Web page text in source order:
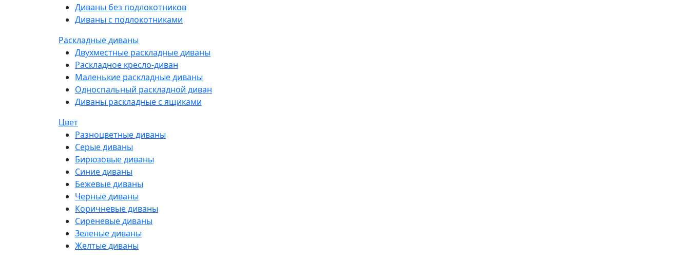
Диваны без подлокотников
Диваны с подлокотниками
Раскладные диваны
Двухместные раскладные диваны
Раскладное кресло-диван
Маленькие раскладные диваны
Односпальный раскладной диван
Диваны раскладные с ящиками
Цвет
Разноцветные диваны
Серые диваны
Бирюзовые диваны
Синие диваны
Бежевые диваны
Черные диваны
Коричневые диваны
Сиреневые диваны
Зеленые диваны
Желтые диваны